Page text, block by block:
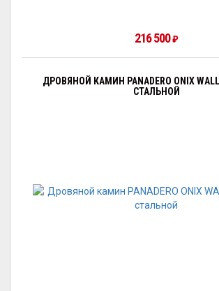
216 500₽
ДРОВЯНОЙ КАМИН PANADERO ONIX WALL
СТАЛЬНОЙ